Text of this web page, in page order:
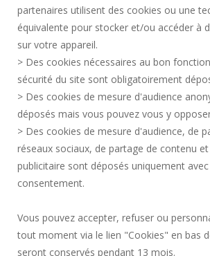
PUBLIC PROCUREMENT
LEGAL INFORMATION
CREDITS
PRESS AREA
SOCIAL MAP
CONTACT
Join us !
partenaires utilisent des cookies ou une
équivalente pour stocker et/ou accéder à
sur votre appareil.
> Des cookies nécessaires au bon
sécurité du site sont obligatoirement
> Des cookies de mesure d'audience
déposés mais vous pouvez vous y
> Des cookies de mesure d'audience, de
réseaux sociaux, de partage de contenu
publicitaire sont déposés uniquement
consentement.
Vous pouvez accepter, refuser ou
tout moment via le lien "Cookies" en bas
seront conservés pendant 13 mois.